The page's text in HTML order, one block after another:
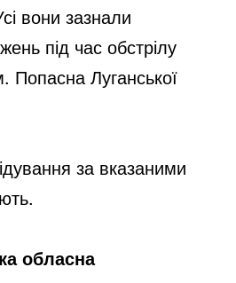
вони зазнали
під час обстрілу
Попасна Луганської
за вказаними
обласна